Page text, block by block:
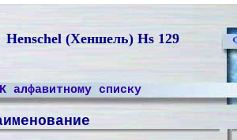
Henschel (Хеншель) Hs 129
К алфавитному списку